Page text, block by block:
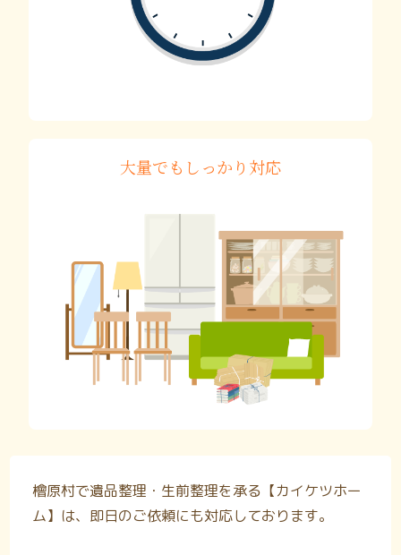
大量でもしっかり対応
檜原村で遺品整理・生前整理を承る【カイケツホー
ム】は、即日のご依頼にも対応しております。